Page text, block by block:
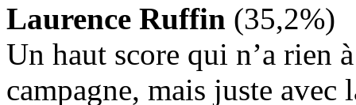
Laurence Ruffin (35,2%)
Un haut score qui n’a rien
campagne, mais juste